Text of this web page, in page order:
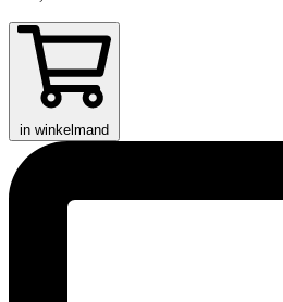
in winkelmand